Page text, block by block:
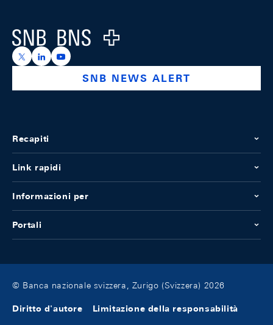
Logo
https://x.com/snb_bns
https://ch.linkedin.com/company/swiss-national-
https://www.youtube.com/@swissnationalbank
SNB NEWS ALERT
Recapiti
Link rapidi
Informazioni per
Portali
© Banca nazionale svizzera, Zurigo (Svizzera) 2026
Diritto d'autore Limitazione della responsabilità